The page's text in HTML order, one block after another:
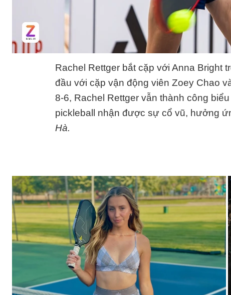
Rachel Rettger bắt cặp với Anna Bright
đầu với cặp vận động viên Zoey Chao
8-6, Rachel Rettger vẫn thành công
pickleball nhận được sự cổ vũ, hưởng
Hà.